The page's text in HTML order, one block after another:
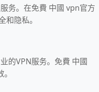
务。在免費 中國 vpn官方
和隐私。
的VPN服务。免費 中國